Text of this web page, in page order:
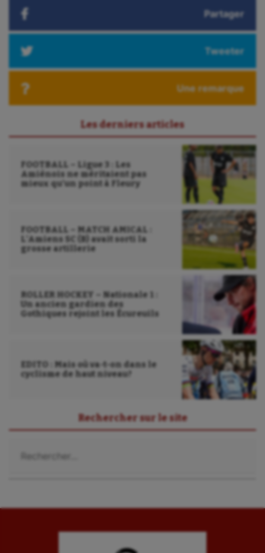
UNSS
Water-polo
Partager
Tweeter
Une remarque
Les derniers articles
FOOTBALL – Ligue 3 : Les
Amiénois ne méritaient pas
mieux qu’un point à Fleury
FOOTBALL – MATCH AMICAL :
L’Amiens SC (B) avait sorti la
grosse artillerie
ROLLER HOCKEY – Nationale 1 :
Un ancien gardien des
Gothiques rejoint les Écureuils
EDITO : Mais où va-t-on dans le
cyclisme de haut niveau?
Rechercher sur le site